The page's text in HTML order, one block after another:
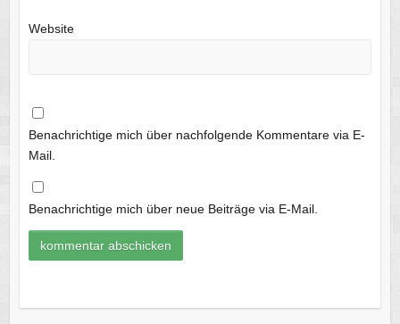
Website
Benachrichtige mich über nachfolgende Kommentare via E-
Mail.
Benachrichtige mich über neue Beiträge via E-Mail.